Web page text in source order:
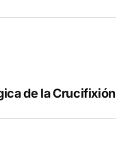
de la Crucifixión